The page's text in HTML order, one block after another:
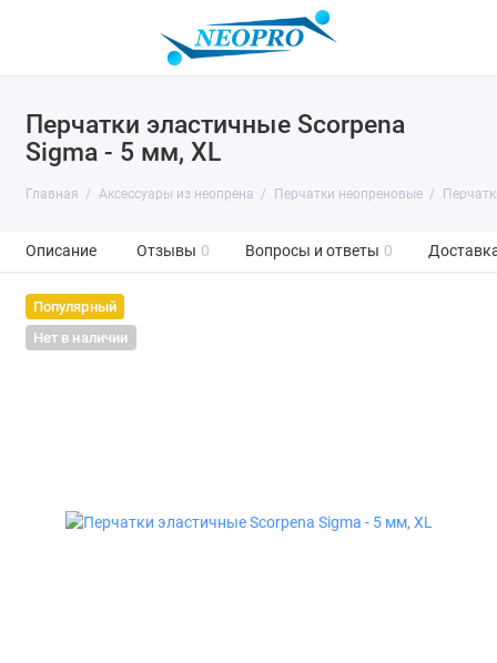
Перчатки эластичные Scorpena
Sigma - 5 мм, XL
Главная Аксессуары из неопрена Перчатки неопреновые
Описание Отзывы 0 Вопросы и ответы 0
Популярный
Нет в наличии